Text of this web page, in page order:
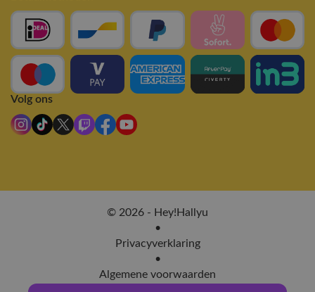
Volg ons
© 2026 - Hey!Hallyu
•
Privacyverklaring
•
Algemene voorwaarden